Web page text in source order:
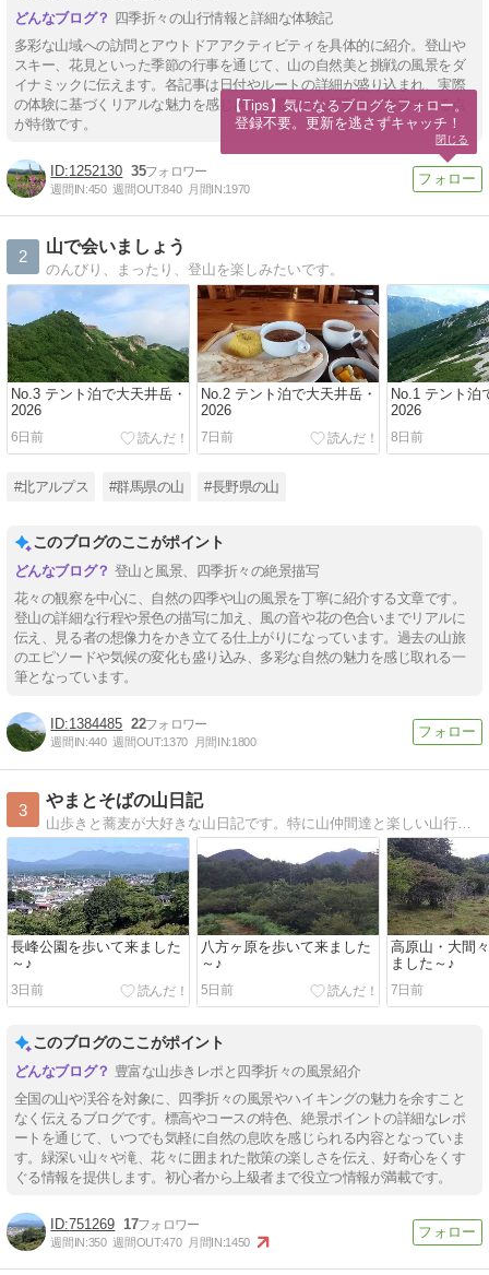
四季折々の山行情報と詳細な体験記
多彩な山域への訪問とアウトドアアクティビティを具体的に紹介。登山や
スキー、花見といった季節の行事を通じて、山の自然美と挑戦の風景をダ
イナミックに伝えます。各記事は日付やルートの詳細が盛り込まれ、実際
の体験に基づくリアルな魅力を感じさせ、最新の山行動向を追跡できる点
が特徴です。
1252130 35
週間IN:450 週間OUT:840 月間IN:1970
2
山で会いましょう
のんびり、まったり、登山を楽しみたいです。
No.3 テント泊で大天井岳・
2026
6日前
No.2 テント泊で大天井岳・
2026
7日前
No.1 テント泊
2026
8日前
#北アルプス #群馬県の山 #長野県の山
このブログのここがポイント
登山と風景、四季折々の絶景描写
花々の観察を中心に、自然の四季や山の風景を丁寧に紹介する文章です。
登山の詳細な行程や景色の描写に加え、風の音や花の色合いまでリアルに
伝え、見る者の想像力をかき立てる仕上がりになっています。過去の山旅
のエピソードや気候の変化も盛り込み、多彩な自然の魅力を感じ取れる一
筆となっています。
1384485 22
週間IN:440 週間OUT:1370 月間IN:1800
3
やまとそばの山日記
山歩きと蕎麦が大好きな山日記です。特に山仲間達と楽しい山行をずっと続けて行きたいと思っています。
長峰公園を歩いて来ました
～♪
3日前
八方ヶ原を歩いて来ました
～♪
5日前
高原山・大間
ました～♪
7日前
このブログのここがポイント
豊富な山歩きレポと四季折々の風景紹介
全国の山や渓谷を対象に、四季折々の風景やハイキングの魅力を余すこと
なく伝えるブログです。標高やコースの特色、絶景ポイントの詳細なレポ
ートを通じて、いつでも気軽に自然の息吹を感じられる内容となっていま
す。緑深い山々や滝、花々に囲まれた散策の楽しさを伝え、好奇心をくす
ぐる情報を提供します。初心者から上級者まで役立つ情報が満載です。
751269 17
週間IN:350 週間OUT:470 月間IN:1450
【Tips】気になるブログをフォロー。
登録不要。更新を逃さずキャッチ！
閉じる